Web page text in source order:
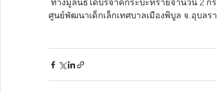
ศูนย์พัฒนาเด็กเล็กเทศบาลเมืองพิบูล จ.อุบลร